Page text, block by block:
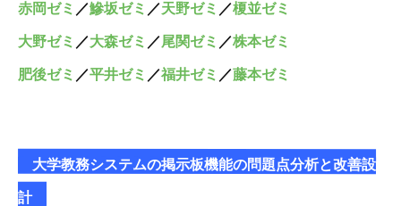
赤岡ゼミ ／鰺坂ゼミ ／天野ゼミ ／榎並ゼミ
大野ゼミ ／大森ゼミ ／尾関ゼミ ／株本ゼミ
肥後ゼミ ／平井ゼミ ／福井ゼミ ／藤本ゼミ
大学教務システムの掲示板機能の問題点分析と改善設
計